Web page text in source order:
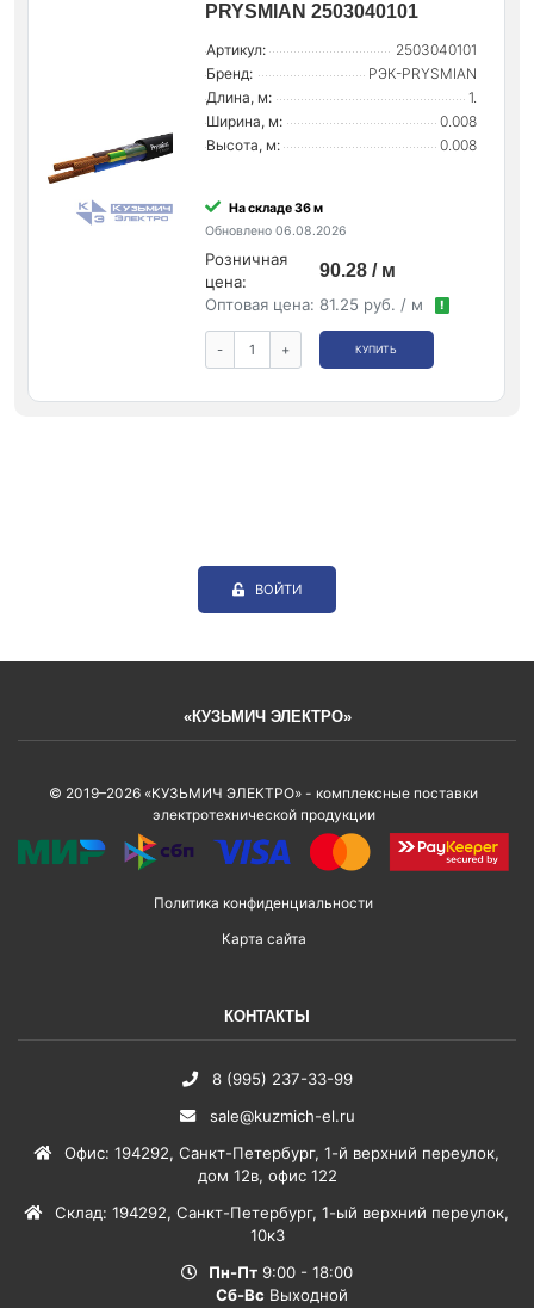
PRYSMIAN 2503040101
Артикул:
2503040101
Бренд:
РЭК-PRYSMIAN
Длина, м:
1.
Ширина, м:
0.008
Высота, м:
0.008
На складе 36 м
Обновлено 06.08.2026
Розничная
цена:
90.28 / м
Оптовая цена: 81.25 руб. / м !
- + КУПИТЬ
ВОЙТИ
«КУЗЬМИЧ ЭЛЕКТРО»
© 2019–2026 «КУЗЬМИЧ ЭЛЕКТРО» - комплексные поставки
электротехнической продукции
Политика конфиденциальности
Карта сайта
КОНТАКТЫ
8 (995) 237-33-99
sale@kuzmich-el.ru
Офис: 194292, Санкт-Петербург, 1-й верхний переулок,
дом 12в, офис 122
Склад: 194292, Санкт-Петербург, 1-ый верхний переулок,
10к3
Пн-Пт 9:00 - 18:00
Сб-Вс Выходной